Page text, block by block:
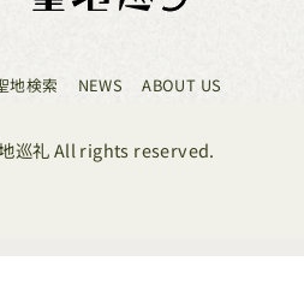
地検索 NEWS ABOUT US
巡礼 All rights reserved.